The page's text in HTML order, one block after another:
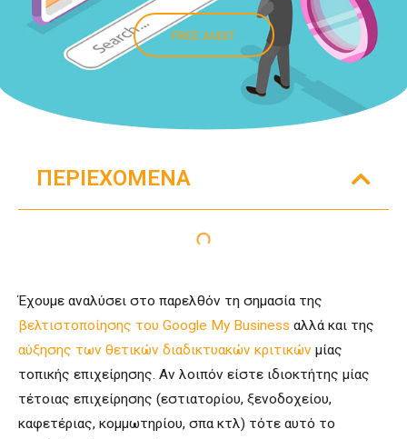
FREE AUDIT
ΠΕΡΙΕΧΌΜΕΝΑ
Έχουμε αναλύσει στο παρελθόν τη σημασία της
βελτιστοποίησης του Google My Business αλλά και της
αύξησης των θετικών διαδικτυακών κριτικών μίας
τοπικής επιχείρησης. Αν λοιπόν είστε ιδιοκτήτης μίας
τέτοιας επιχείρησης (εστιατορίου, ξενοδοχείου,
καφετέριας, κομμωτηρίου, σπα κτλ) τότε αυτό το